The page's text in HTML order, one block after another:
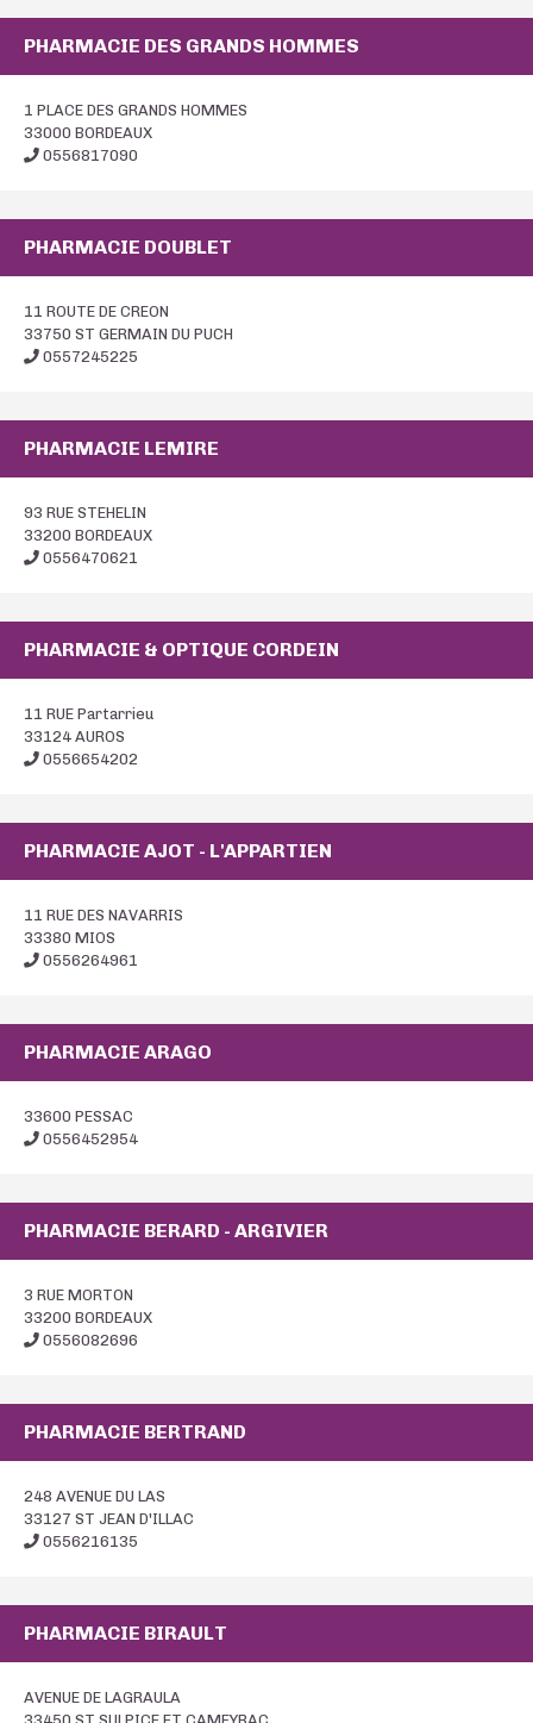
PHARMACIE DES GRANDS HOMMES
1 PLACE DES GRANDS HOMMES
33000 BORDEAUX
0556817090
PHARMACIE DOUBLET
11 ROUTE DE CREON
33750 ST GERMAIN DU PUCH
0557245225
PHARMACIE LEMIRE
93 RUE STEHELIN
33200 BORDEAUX
0556470621
PHARMACIE & OPTIQUE CORDEIN
11 RUE Partarrieu
33124 AUROS
0556654202
PHARMACIE AJOT - L'APPARTIEN
11 RUE DES NAVARRIS
33380 MIOS
0556264961
PHARMACIE ARAGO
33600 PESSAC
0556452954
PHARMACIE BERARD - ARGIVIER
3 RUE MORTON
33200 BORDEAUX
0556082696
PHARMACIE BERTRAND
248 AVENUE DU LAS
33127 ST JEAN D'ILLAC
0556216135
PHARMACIE BIRAULT
AVENUE DE LAGRAULA